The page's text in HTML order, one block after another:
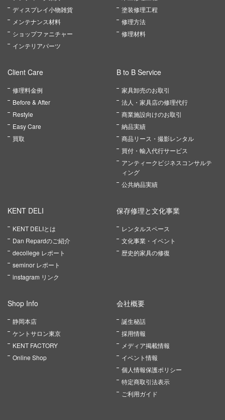
ディスプレイ小物雑貨
メンテナンス材料
ショップファニチャー
インテリアパーツ
塗装修理工程
修理方法
修理材料
Client Care
修理料金例
Before & After
Restyle
Easy Care
買取
B to B Service
家具卸売のお取引
法人・家具店の修理代行
商業施設向けのお取引
納品実績
商品リース・撮影レンタル
買付・輸入代行サービス
アンティークビジネスコンサルテ
ィング
公共納品実績
KENT DELI
KENT DELIとは
Dan Repardのご紹介
decollege レポート
seminor レポート
instagram リンク
保存修理と文化事業
レンタルスペース
文化事業・イベント
歴史的家具の修復
Shop Info
静岡本店
ケントサロン東京
KENT FACTORY
Online Shop
会社概要
誕生秘話
採用情報
メディア掲載情報
イベント情報
個人情報保護ポリシー
特定商取引法表示
ご利用ガイド